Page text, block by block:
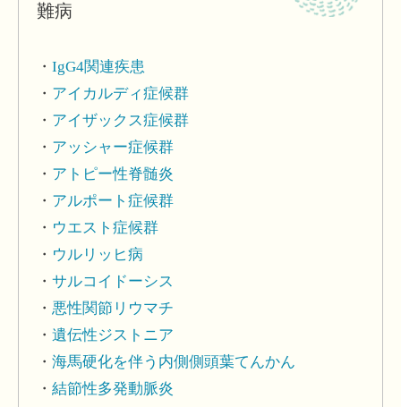
難病
IgG4関連疾患
アイカルディ症候群
アイザックス症候群
アッシャー症候群
アトピー性脊髄炎
アルポート症候群
ウエスト症候群
ウルリッヒ病
サルコイドーシス
悪性関節リウマチ
遺伝性ジストニア
海馬硬化を伴う内側側頭葉てんかん
結節性多発動脈炎